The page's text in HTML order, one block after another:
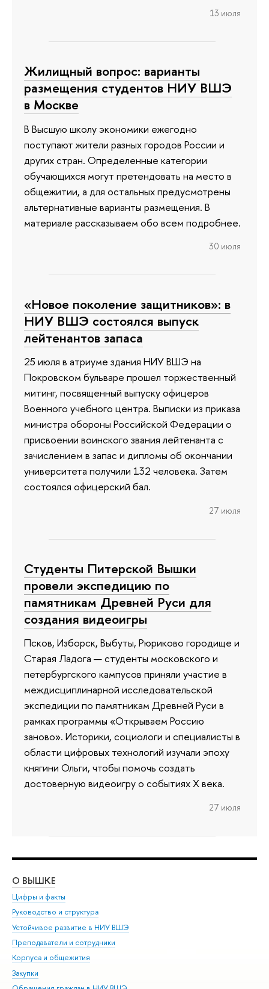
13 июля
Жилищный вопрос: варианты
размещения студентов НИУ ВШЭ
в Москве
В Высшую школу экономики ежегодно
поступают жители разных городов России и
других стран. Определенные категории
обучающихся могут претендовать на место в
общежитии, а для остальных предусмотрены
альтернативные варианты размещения. В
материале рассказываем обо всем подробнее.
30 июля
«Новое поколение защитников»: в
НИУ ВШЭ состоялся выпуск
лейтенантов запаса
25 июля в атриуме здания НИУ ВШЭ на
Покровском бульваре прошел торжественный
митинг, посвященный выпуску офицеров
Военного учебного центра. Выписки из приказа
министра обороны Российской Федерации о
присвоении воинского звания лейтенанта с
зачислением в запас и дипломы об окончании
университета получили 132 человека. Затем
состоялся офицерский бал.
27 июля
Студенты Питерской Вышки
провели экспедицию по
памятникам Древней Руси для
создания видеоигры
Псков, Изборск, Выбуты, Рюриково городище и
Старая Ладога — студенты московского и
петербургского кампусов приняли участие в
междисциплинарной исследовательской
экспедиции по памятникам Древней Руси в
рамках программы «Открываем Россию
заново». Историки, социологи и специалисты в
области цифровых технологий изучали эпоху
княгини Ольги, чтобы помочь создать
достоверную видеоигру о событиях X века.
27 июля
О ВЫШКЕ
Цифры и факты
Руководство и структура
Устойчивое развитие в НИУ ВШЭ
Преподаватели и сотрудники
Корпуса и общежития
Закупки